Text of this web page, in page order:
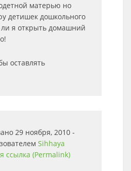
матерью но
детишек дошкольного
ли я открыть домашний
оставлять
29 ноября, 2010 -
Sihhaya
ссылка (Permalink)